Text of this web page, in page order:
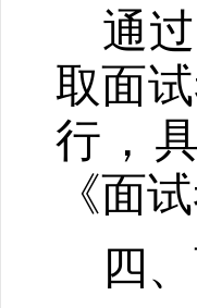
通
取面
行，
《面
四